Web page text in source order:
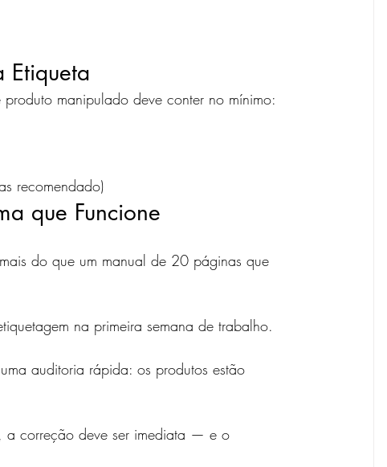
Etiqueta
manipulado deve conter no mínimo:
recomendado)
que Funcione
do que um manual de 20 páginas que
na primeira semana de trabalho.
auditoria rápida: os produtos estão
a correção deve ser imediata — e o